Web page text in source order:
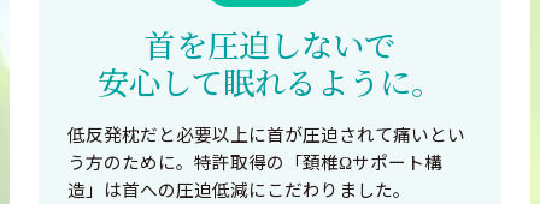
首を圧迫しないで
安心して眠れるように。
低反発枕だと必要以上に首が圧迫されて痛いとい
う方のために。特許取得の「頚椎Ωサポート構
造」は首への圧迫低減にこだわりました。